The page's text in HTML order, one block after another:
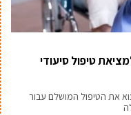
טיפול סיעודי
את הטיפול המושלם עבור